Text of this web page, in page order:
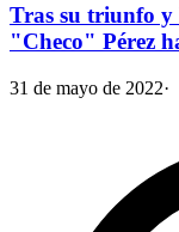
Tras su triunfo y
"Checo" Pérez
31 de mayo de 2022·